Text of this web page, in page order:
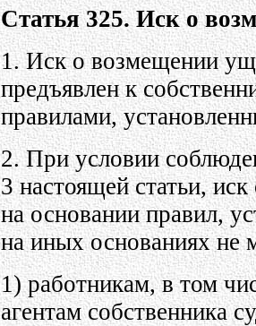
Статья 325. Иск о
1. Иск о возмещении
предъявлен к
правилами,
2. При условии
3 настоящей статьи,
на основании правил,
на иных основаниях не
1) работникам, в том
агентам собственника